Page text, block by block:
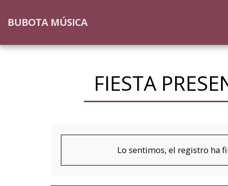
BUBOTA MÚSICA
FIESTA
Lo sentimos, el registro ha